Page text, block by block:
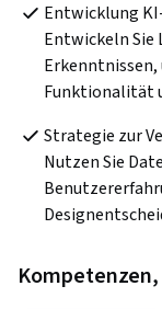
Entwicklung
Entwickeln Sie
Funktionalität
Strategie zur
Nutzen Sie